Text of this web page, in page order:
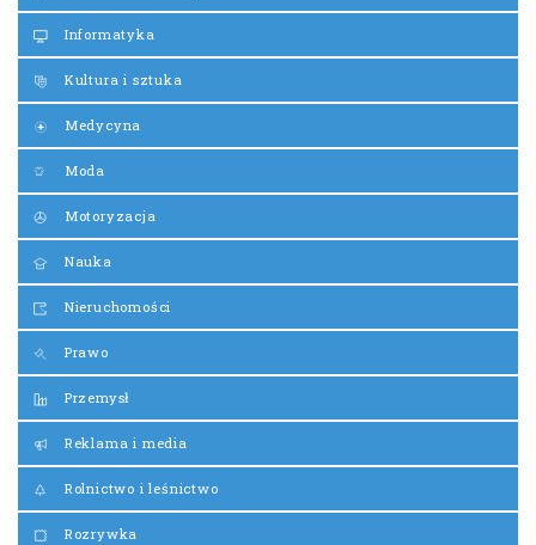
Informatyka
Kultura i sztuka
Medycyna
Moda
Motoryzacja
Nauka
Nieruchomości
Prawo
Przemysł
Reklama i media
Rolnictwo i leśnictwo
Rozrywka